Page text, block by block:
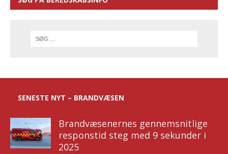
SENESTE NYT – BRANDVÆSEN
Brandvæsenernes gennemsnitlige
responstid steg med 9 sekunder i
2025